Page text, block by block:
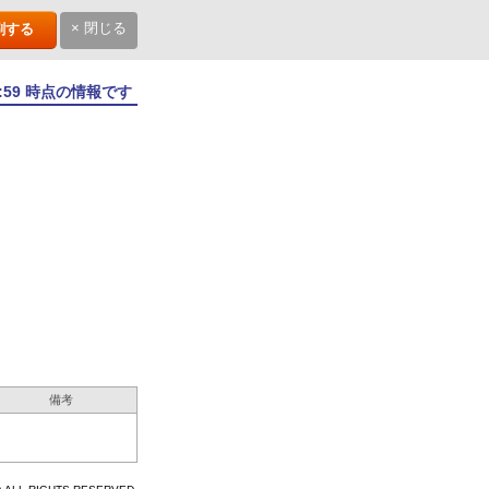
する × 閉じる
時点の情報です
備考